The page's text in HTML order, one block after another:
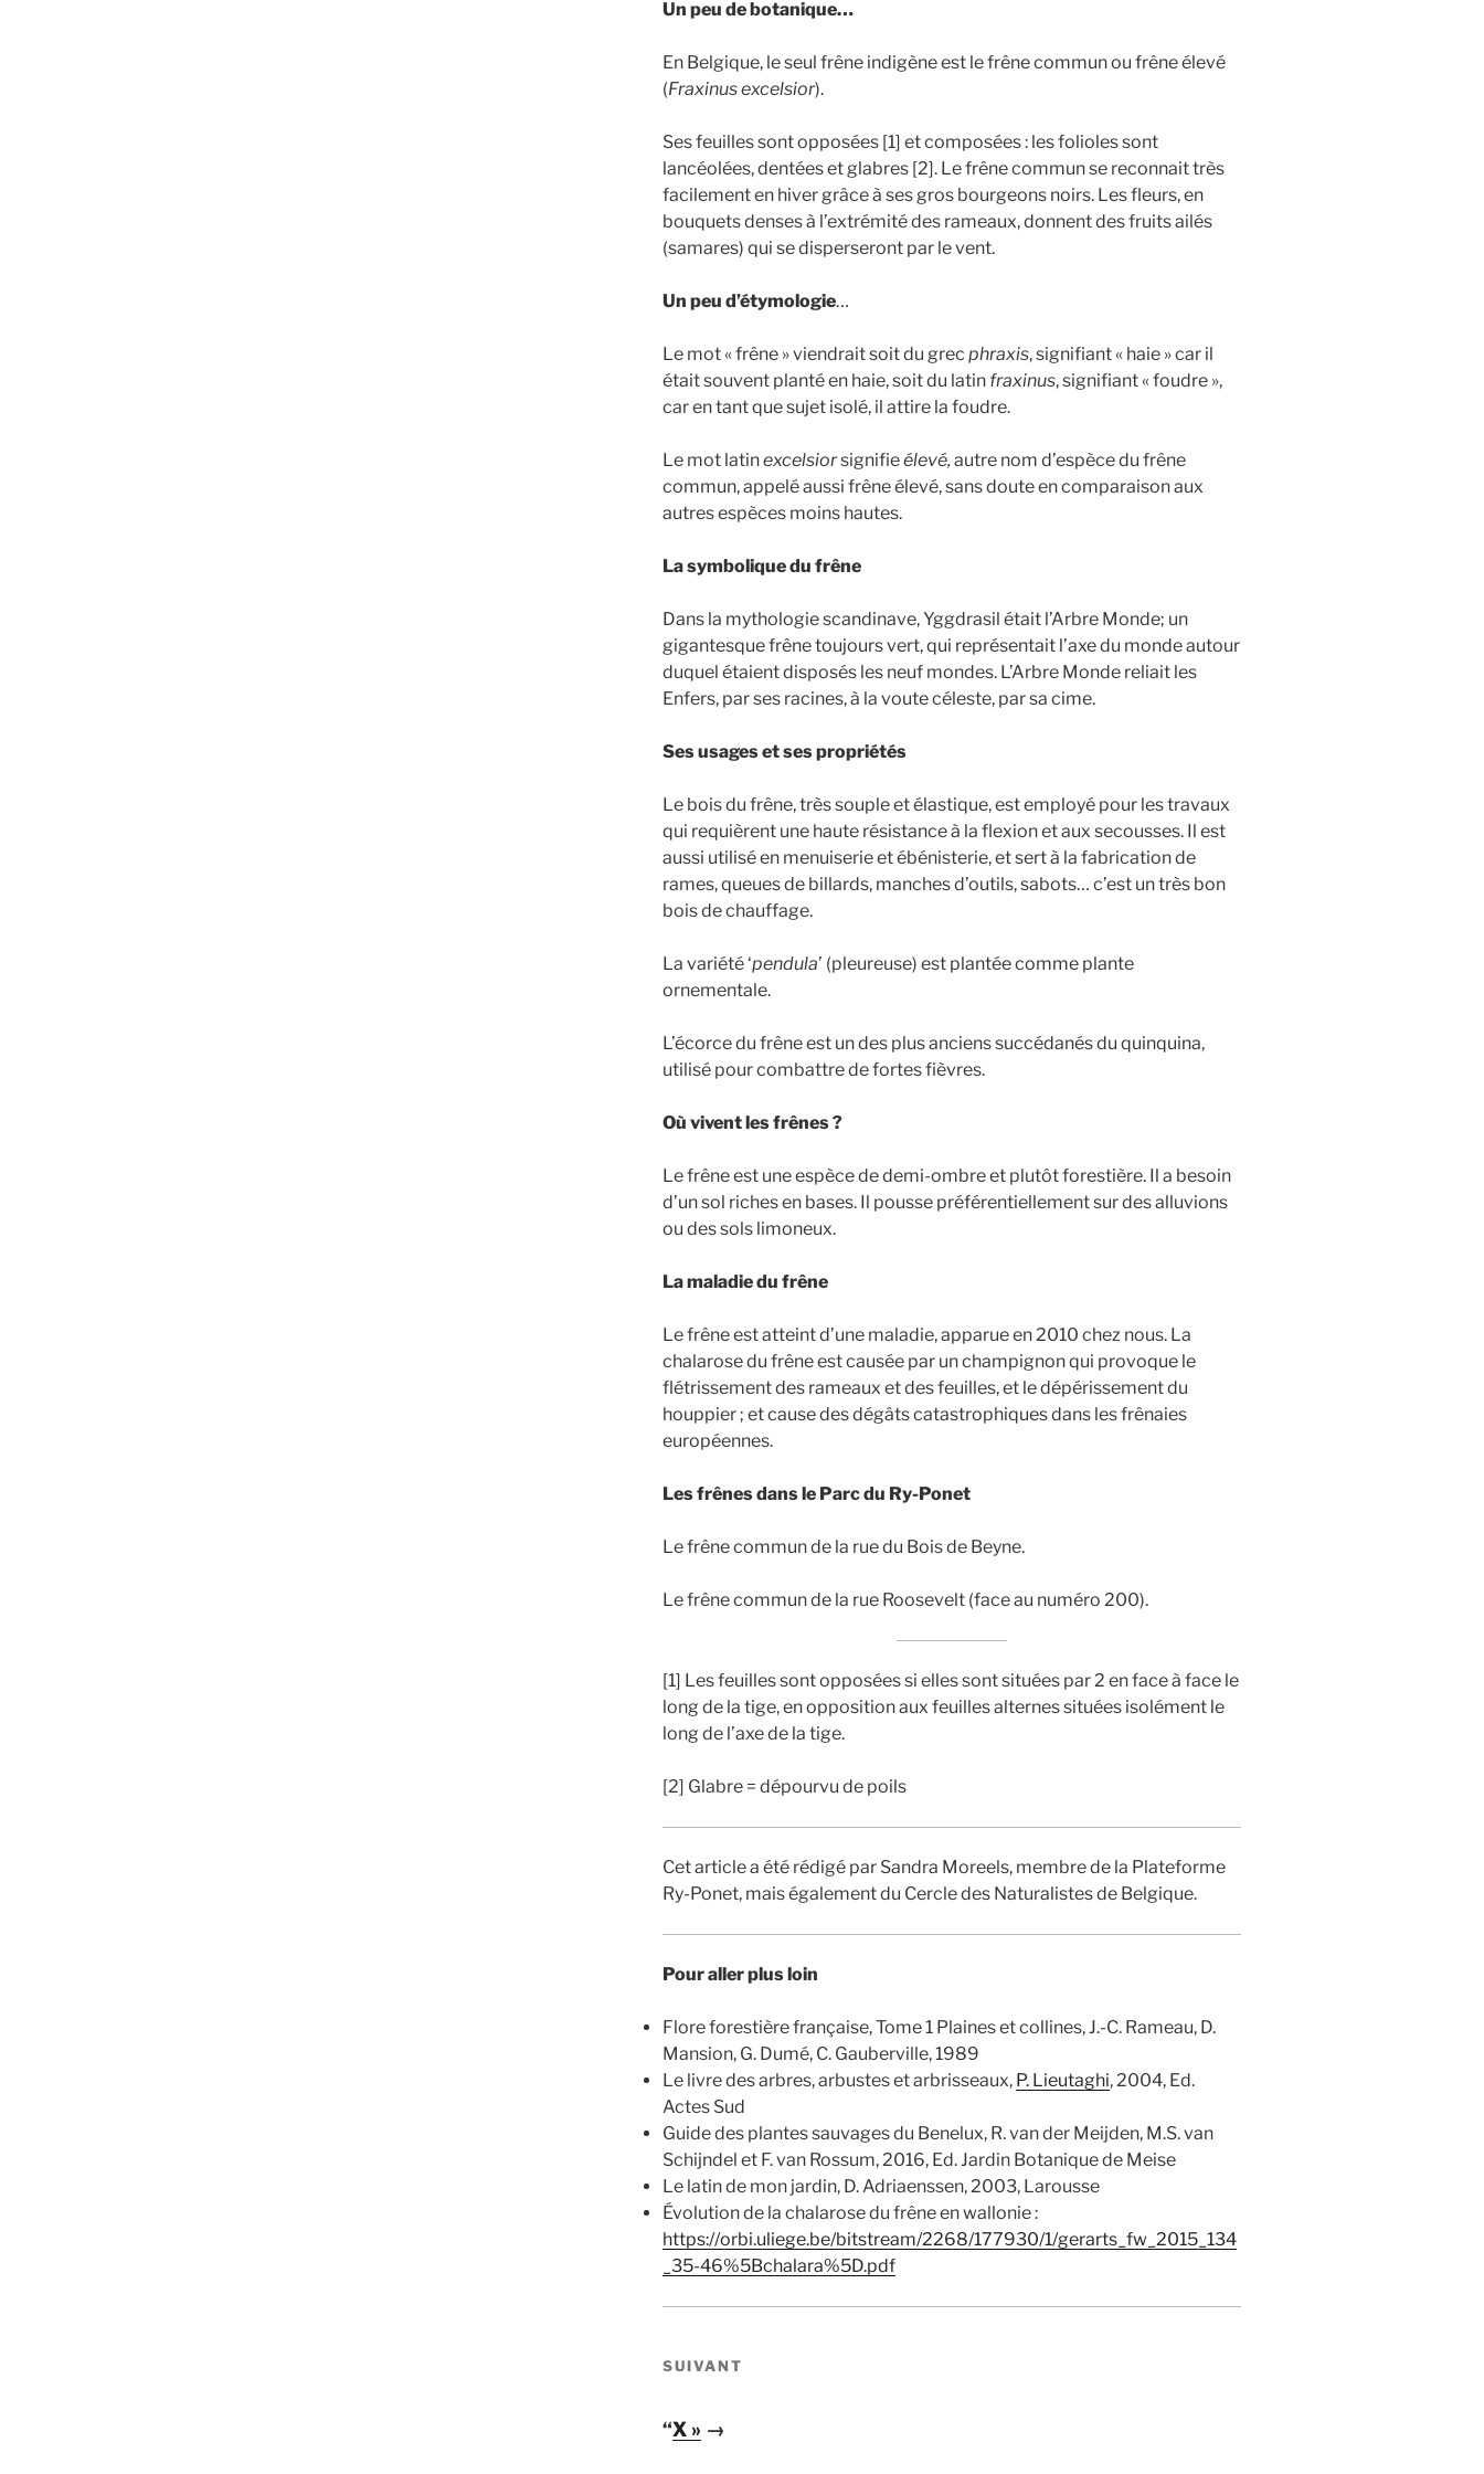
Un peu de botanique…
En Belgique, le seul frêne indigène est le frêne commun ou frêne élevé
(Fraxinus excelsior).
Ses feuilles sont opposées [1] et composées : les folioles sont
lancéolées, dentées et glabres [2]. Le frêne commun se reconnait très
facilement en hiver grâce à ses gros bourgeons noirs. Les fleurs, en
bouquets denses à l’extrémité des rameaux, donnent des fruits ailés
(samares) qui se disperseront par le vent.
Un peu d’étymologie…
Le mot « frêne » viendrait soit du grec phraxis, signifiant « haie » car il
était souvent planté en haie, soit du latin fraxinus, signifiant « foudre »,
car en tant que sujet isolé, il attire la foudre.
Le mot latinexcelsiorsignifieélevé, autre nom d’espèce du frêne
commun, appelé aussi frêne élevé, sans doute en comparaison aux
autres espèces moins hautes.
La symbolique du frêne
Dans la mythologie scandinave, Yggdrasil était l’Arbre Monde; un
gigantesque frêne toujours vert, qui représentait l’axe du monde autour
duquel étaient disposés les neuf mondes. L’Arbre Monde reliait les
Enfers, par ses racines, à la voute céleste, par sa cime.
Ses usages et ses propriétés
Le bois du frêne, très souple et élastique, est employé pour les travaux
qui requièrent une haute résistance à la flexion et aux secousses. Il est
aussi utilisé en menuiserie et ébénisterie, et sert à la fabrication de
rames, queues de billards, manches d’outils, sabots… c’est un très bon
bois de chauffage.
La variété ‘pendula’ (pleureuse) est plantée comme plante
ornementale.
L’écorce du frêne est un des plus anciens succédanés du quinquina,
utilisé pour combattre de fortes fièvres.
Où vivent les frênes ?
Le frêne est une espèce de demi-ombre et plutôt forestière. Il a besoin
d’un sol riches en bases. Il pousse préférentiellement sur des alluvions
ou des sols limoneux.
La maladie du frêne
Le frêne est atteint d’une maladie, apparue en 2010 chez nous. La
chalarose du frêne est causée par un champignon qui provoque le
flétrissement des rameaux et des feuilles, et le dépérissement du
houppier ; et cause des dégâts catastrophiques dans les frênaies
européennes.
Les frênes dans le Parc du Ry-Ponet
Le frêne commun de la rue du Bois de Beyne.
Le frêne commun de la rue Roosevelt (face au numéro 200).
[1] Les feuilles sont opposées si elles sont situées par 2 en face à face le
long de la tige, en opposition aux feuilles alternes situées isolément le
long de l’axe de la tige.
[2] Glabre = dépourvu de poils
Cet article a été rédigé par Sandra Moreels, membre de la Plateforme
Ry-Ponet, mais également du Cercle des Naturalistes de Belgique.
Pour aller plus loin
Flore forestière française, Tome 1 Plaines et collines, J.-C. Rameau, D.
Mansion, G. Dumé, C. Gauberville, 1989
Le livre des arbres, arbustes et arbrisseaux, P. Lieutaghi, 2004, Ed.
Actes Sud
Guide des plantes sauvages du Benelux, R. van der Meijden, M.S. van
Schijndel et F. van Rossum, 2016, Ed. Jardin Botanique de Meise
Le latin de mon jardin, D. Adriaenssen, 2003, Larousse
Évolution de la chalarose du frêne en wallonie :
https://orbi.uliege.be/bitstream/2268/177930/1/gerarts_fw_2015_134
_35-46%5Bchalara%5D.pdf
SUIVANT
“X » →